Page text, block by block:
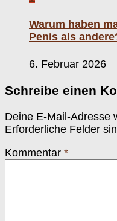
Warum haben
Penis als
6. Februar 2026
Schreibe einen
Deine E-Mail-Adresse
Erforderliche Felder
Kommentar *